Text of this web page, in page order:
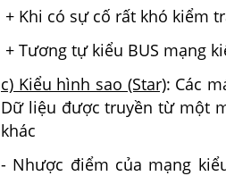
+ Khi có sự cố rất khó kiểm
+ Tương tự kiểu BUS mạng
c) Kiểu hình sao (Star): Các
Dữ liệu được truyền từ một
khác
- Nhược điểm của mạng